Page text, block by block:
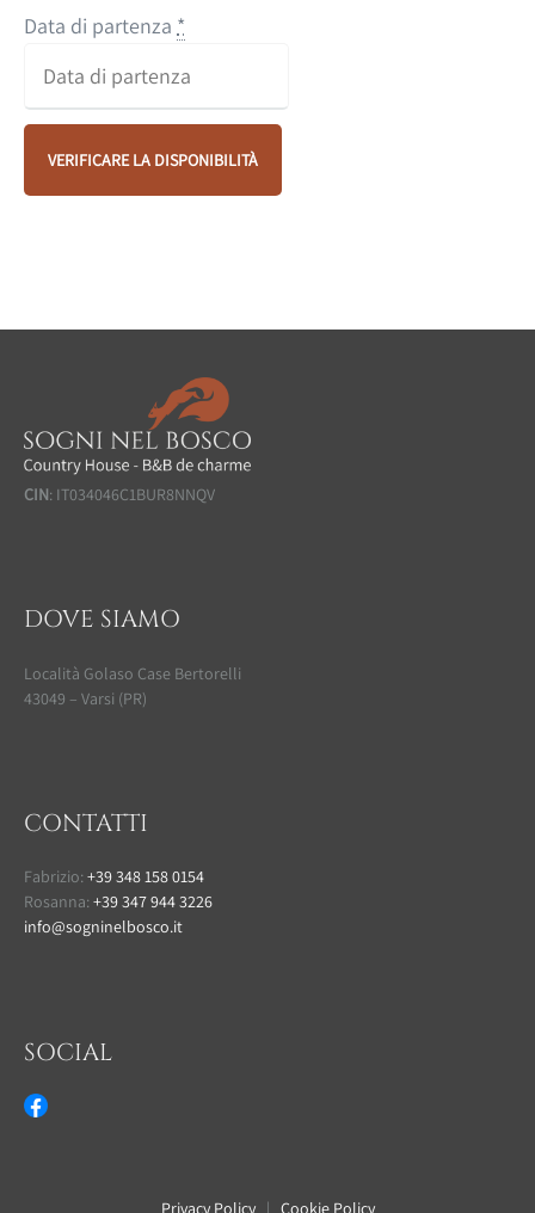
Data di partenza *
CIN: IT034046C1BUR8NNQV
DOVE SIAMO
Località Golaso Case Bertorelli
43049 – Varsi (PR)
CONTATTI
Fabrizio:+39 348 158 0154
Rosanna:+39 347 944 3226
info@sogninelbosco.it
SOCIAL
Privacy Policy| Cookie Policy